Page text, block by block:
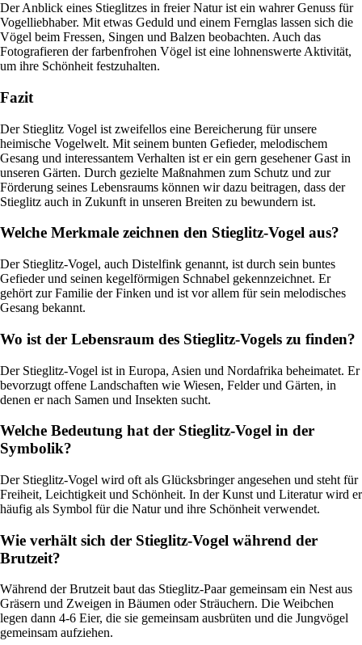
Der Anblick eines Stieglitzes in freier Natur ist ein wahrer Genuss für
Vogelliebhaber. Mit etwas Geduld und einem Fernglas lassen sich die
Vögel beim Fressen, Singen und Balzen beobachten. Auch das
Fotografieren der farbenfrohen Vögel ist eine lohnenswerte Aktivität,
um ihre Schönheit festzuhalten.
Fazit
Der Stieglitz Vogel ist zweifellos eine Bereicherung für unsere
heimische Vogelwelt. Mit seinem bunten Gefieder, melodischem
Gesang und interessantem Verhalten ist er ein gern gesehener Gast in
unseren Gärten. Durch gezielte Maßnahmen zum Schutz und zur
Förderung seines Lebensraums können wir dazu beitragen, dass der
Stieglitz auch in Zukunft in unseren Breiten zu bewundern ist.
Welche Merkmale zeichnen den Stieglitz-Vogel aus?
Der Stieglitz-Vogel, auch Distelfink genannt, ist durch sein buntes
Gefieder und seinen kegelförmigen Schnabel gekennzeichnet. Er
gehört zur Familie der Finken und ist vor allem für sein melodisches
Gesang bekannt.
Wo ist der Lebensraum des Stieglitz-Vogels zu finden?
Der Stieglitz-Vogel ist in Europa, Asien und Nordafrika beheimatet. Er
bevorzugt offene Landschaften wie Wiesen, Felder und Gärten, in
denen er nach Samen und Insekten sucht.
Welche Bedeutung hat der Stieglitz-Vogel in der
Symbolik?
Der Stieglitz-Vogel wird oft als Glücksbringer angesehen und steht für
Freiheit, Leichtigkeit und Schönheit. In der Kunst und Literatur wird er
häufig als Symbol für die Natur und ihre Schönheit verwendet.
Wie verhält sich der Stieglitz-Vogel während der
Brutzeit?
Während der Brutzeit baut das Stieglitz-Paar gemeinsam ein Nest aus
Gräsern und Zweigen in Bäumen oder Sträuchern. Die Weibchen
legen dann 4-6 Eier, die sie gemeinsam ausbrüten und die Jungvögel
gemeinsam aufziehen.